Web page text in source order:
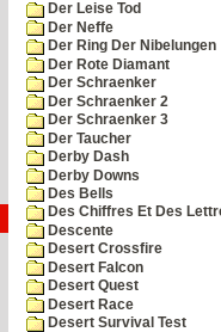
Der Leise Tod
Der Neffe
Der Ring Der Nibelungen
Der Rote Diamant
Der Schraenker
Der Schraenker 2
Der Schraenker 3
Der Taucher
Derby Dash
Derby Downs
Des Bells
Des Chiffres Et Des
Descente
Desert Crossfire
Desert Falcon
Desert Quest
Desert Race
Desert Survival Test